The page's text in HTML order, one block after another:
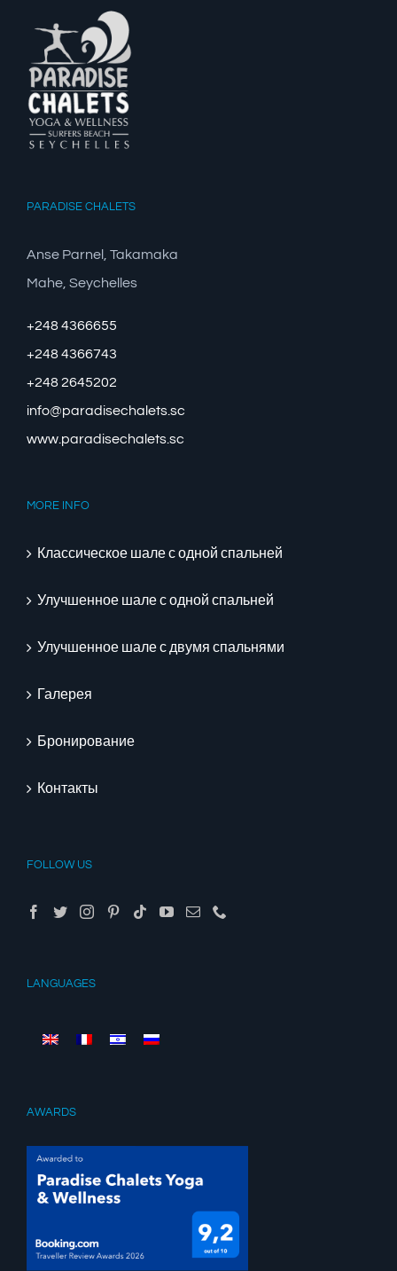
PARADISE CHALETS
Anse Parnel, Takamaka
Mahe, Seychelles
+248 4366655
+248 4366743
+248 2645202
info@paradisechalets.sc
www.paradisechalets.sc
MORE INFO
Классическое шале с одной спальней
Улучшенное шале с одной спальней
Улучшенное шале с двумя спальнями
Галерея
Бронирование
Контакты
FOLLOW US
LANGUAGES
AWARDS